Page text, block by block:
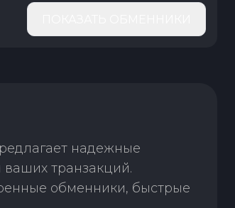
надежные
ваших транзакций.
обменники, быстрые